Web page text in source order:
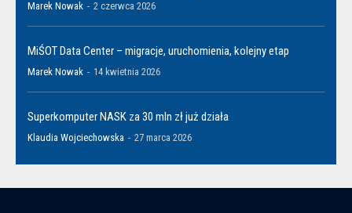
Marek Nowak - 2 czerwca 2026
MiŚOT Data Center – migracje, uruchomienia, kolejny etap
Marek Nowak - 14 kwietnia 2026
Superkomputer NASK za 30 mln zł już działa
Klaudia Wojciechowska - 27 marca 2026